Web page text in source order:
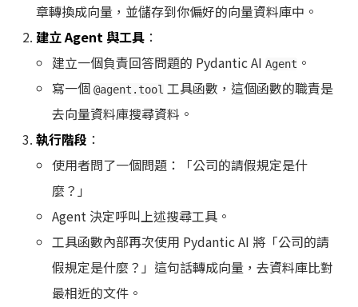
章轉換成向量，並儲存到你偏好的向量資料庫中。
建立 Agent 與工具 ：
建立一個負責回答問題的 Pydantic AI Agent 。
寫一個 @agent.tool 工具函數，這個函數的職責是
去向量資料庫搜尋資料。
執行階段 ：
使用者問了一個問題：「公司的請假規定是什
麼？」
Agent 決定呼叫上述搜尋工具。
工具函數內部再次使用 Pydantic AI 將「公司的請
假規定是什麼？」這句話轉成向量，去資料庫比對
最相近的文件。